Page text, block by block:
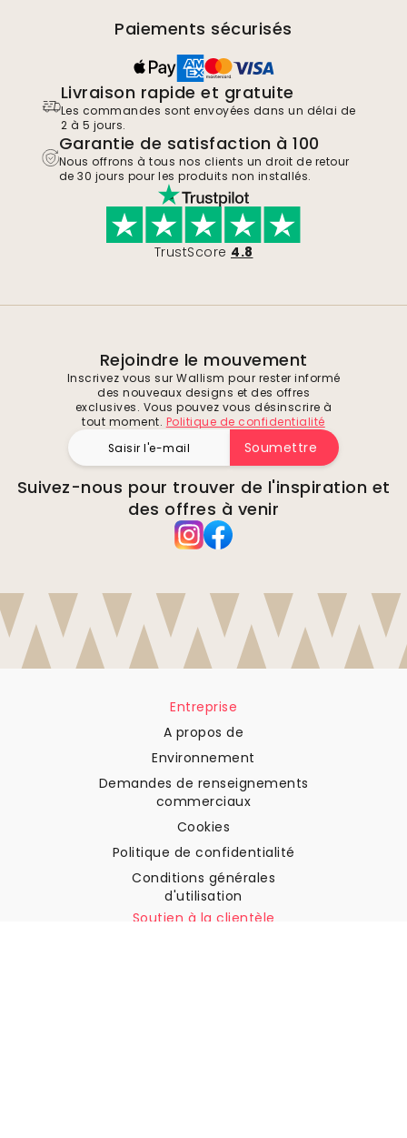
Paiements sécurisés
Livraison rapide et gratuite
Les commandes sont envoyées dans un délai de
2 à 5 jours.
Garantie de satisfaction à 100
Nous offrons à tous nos clients un droit de retour
de 30 jours pour les produits non installés.
TrustScore 4.8
Rejoindre le mouvement
Inscrivez vous sur Wallism pour rester informé
des nouveaux designs et des offres
exclusives. Vous pouvez vous désinscrire à
tout moment. Politique de confidentialité
Soumettre
Suivez-nous pour trouver de l'inspiration et
des offres à venir
Entreprise
A propos de
Environnement
Demandes de renseignements
commerciaux
Cookies
Politique de confidentialité
Conditions générales
d'utilisation
Soutien à la clientèle